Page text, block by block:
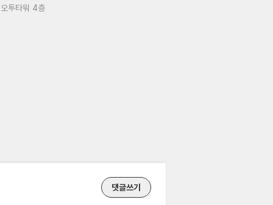
댓글쓰기
투타워 4층